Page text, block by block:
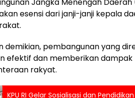
esensi dari janji-janji kepala
demikian, pembangunan yang
efektif dan memberikan dampak
rakyat.
KPU RI Gelar Sosialisasi dan